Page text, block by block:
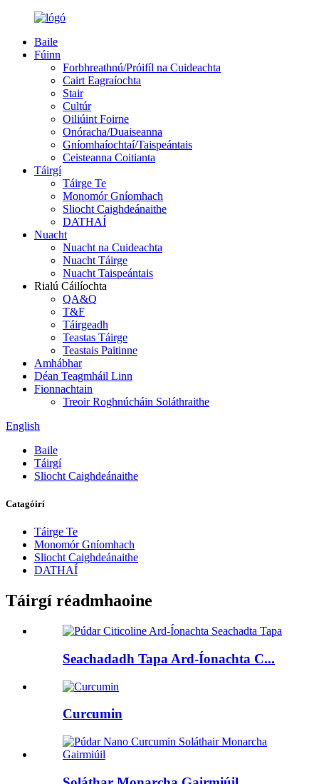
Baile
Fúinn
Forbhreathnú/Próifíl na Cuideachta
Cairt Eagraíochta
Stair
Cultúr
Oiliúint Foirne
Onóracha/Duaiseanna
Gníomhaíochtaí/Taispeántais
Ceisteanna Coitianta
Táirgí
Táirge Te
Monomór Gníomhach
Sliocht Caighdeánaithe
DATHAÍ
Nuacht
Nuacht na Cuideachta
Nuacht Táirge
Nuacht Taispeántais
Rialú Cáilíochta
QA&Q
T&F
Táirgeadh
Teastas Táirge
Teastais Paitinne
Amhábhar
Déan Teagmháil Linn
Fionnachtain
Treoir Roghnúcháin Soláthraithe
English
Baile
Táirgí
Sliocht Caighdeánaithe
Catagóirí
Táirge Te
Monomór Gníomhach
Sliocht Caighdeánaithe
DATHAÍ
Táirgí réadmhaoine
Seachadadh Tapa Ard-Íonachta C...
Curcumin